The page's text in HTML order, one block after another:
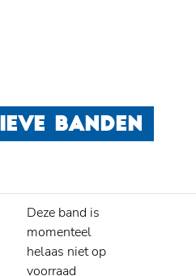
BANDEN
Deze band is
momenteel
helaas niet op
voorraad